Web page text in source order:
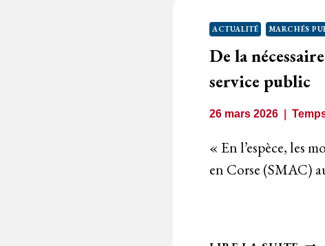
ACTUALITÉ MARCHÉS
De la
service public
26 mars 2026
« En l’espèce, les
en Corse (SMAC)